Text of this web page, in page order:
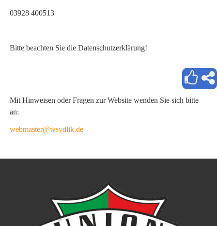
03928 400513
Bitte beachten Sie die Datenschutzerklärung!
Mit Hinweisen oder Fragen zur Website wenden Sie sich bitte
an:
webmaster@wsydlik.de